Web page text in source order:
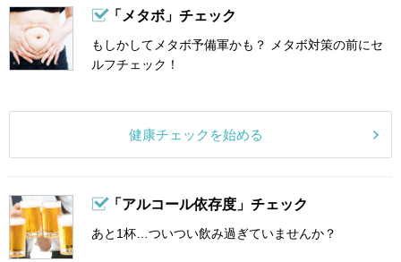
「メタボ」チェック
もしかしてメタボ予備軍かも？ メタボ対策の前にセ
ルフチェック！
健康チェックを始める
「アルコール依存度」チェック
あと1杯…ついつい飲み過ぎていませんか？